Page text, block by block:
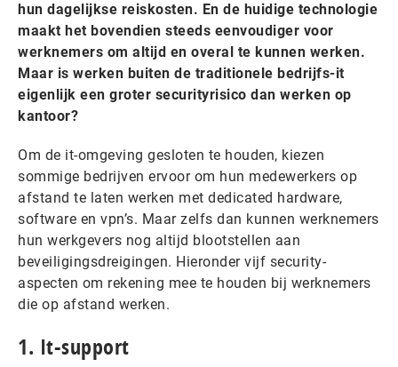
hun dagelijkse reiskosten. En de huidige technologie
maakt het bovendien steeds eenvoudiger voor
werknemers om altijd en overal te kunnen werken.
Maar is werken buiten de traditionele bedrijfs-it
eigenlijk een groter securityrisico dan werken op
kantoor?
Om de it-omgeving gesloten te houden, kiezen
sommige bedrijven ervoor om hun medewerkers op
afstand te laten werken met dedicated hardware,
software en vpn’s. Maar zelfs dan kunnen werknemers
hun werkgevers nog altijd blootstellen aan
beveiligingsdreigingen. Hieronder vijf security-
aspecten om rekening mee te houden bij werknemers
die op afstand werken.
1. It-support